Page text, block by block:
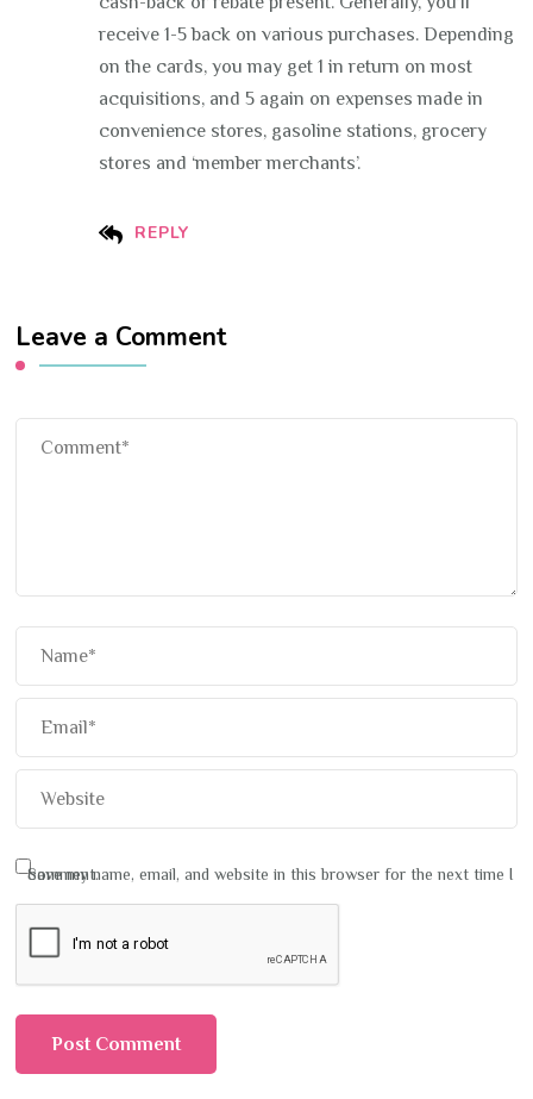
REPLY
receive 1-5 back on various purchases. Depending
on the cards, you may get 1 in return on most
acquisitions, and 5 again on expenses made in
convenience stores, gasoline stations, grocery
stores and ‘member merchants’.
Leave a Comment
Save my name, email, and website in this browser for the next time I comment.